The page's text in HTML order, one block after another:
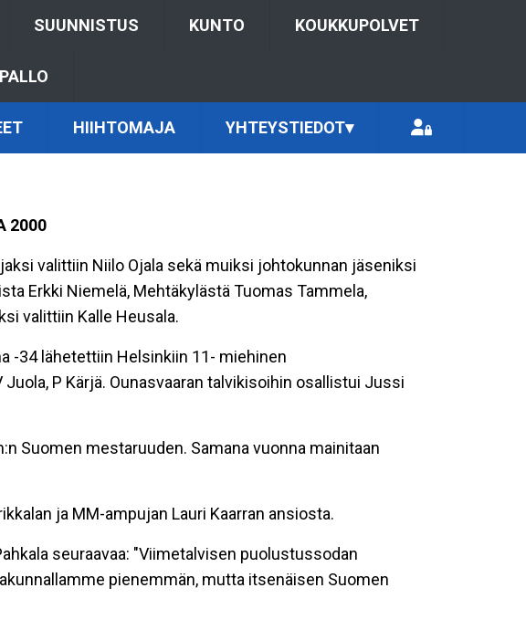
SUUNNISTUS KUNTO KOUKKUPOLVET
HIIHTOMAJA YHTEYSTIEDOT▾
2000
valittiin Niilo Ojala sekä muiksi johtokunnan jäseniksi
Erkki Niemelä, Mehtäkylästä Tuomas Tammela,
valittiin Kalle Heusala.
-34 lähetettiin Helsinkiin 11- miehinen
P Kärjä. Ounasvaaran talvikisoihin osallistui Jussi
Suomen mestaruuden. Samana vuonna mainitaan
ja MM-ampujan Lauri Kaarran ansiosta.
seuraavaa: "Viimetalvisen puolustussodan
pienemmän, mutta itsenäisen Suomen